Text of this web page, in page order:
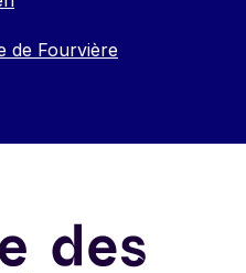
de Fourvière